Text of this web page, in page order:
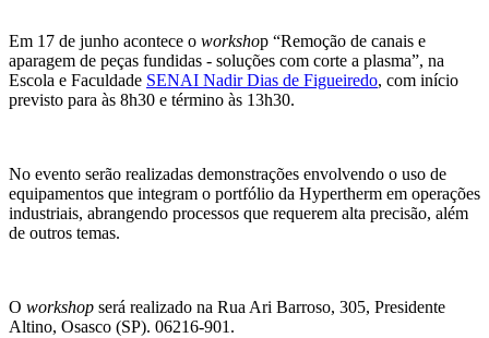
Em 17 de junho acontece o workshop “Remoção de canais e
aparagem de peças fundidas - soluções com corte a plasma”, na
Escola e Faculdade SENAI Nadir Dias de Figueiredo, com início
previsto para às 8h30 e término às 13h30.
No evento serão realizadas demonstrações envolvendo o uso de
equipamentos que integram o portfólio da Hypertherm em operações
industriais, abrangendo processos que requerem alta precisão, além
de outros temas.
O workshop será realizado na Rua Ari Barroso, 305, Presidente
Altino, Osasco (SP). 06216-901.